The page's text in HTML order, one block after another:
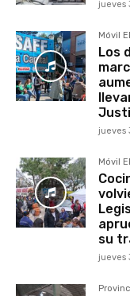
jueves
Móvil
Los
jueves
Móvil
su
jueves